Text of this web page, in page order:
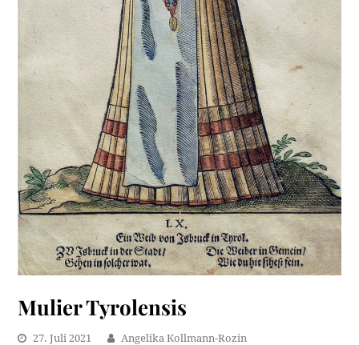
Mulier Tyrolensis
27. Juli 2021
Angelika Kollmann-Rozin